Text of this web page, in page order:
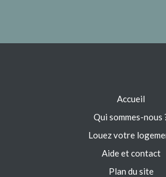
Accueil
Qui sommes-nous
Louez votre
Aide et contact
Plan du site